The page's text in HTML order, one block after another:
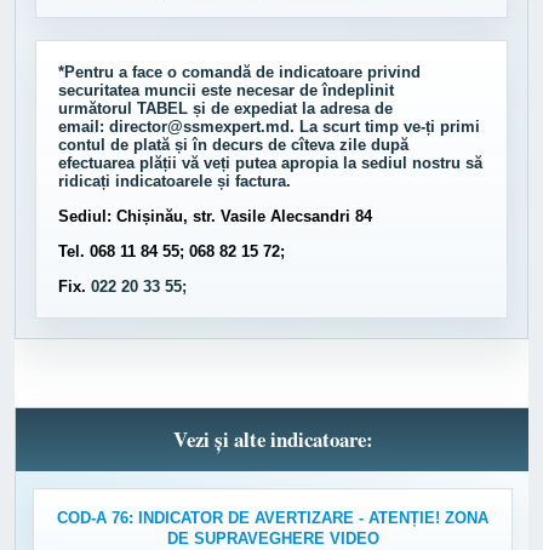
*Pentru a face o comandă de indicatoare privind
securitatea muncii este necesar de îndeplinit
următorul TABEL și de expediat la adresa de
email: director@ssmexpert.md. La scurt timp ve-ți primi
contul de plată și în decurs de cîteva zile după
efectuarea plății vă veți putea apropia la sediul nostru să
ridicați indicatoarele și factura.
Sediul: Chișinău, str. Vasile Alecsandri 84
Tel. 068 11 84 55; 068 82 15 72;
Fix. 022 20 33 55;
Vezi și alte indicatoare:
COD-A 76: INDICATOR DE AVERTIZARE - ATENȚIE! ZONA
DE SUPRAVEGHERE VIDEO